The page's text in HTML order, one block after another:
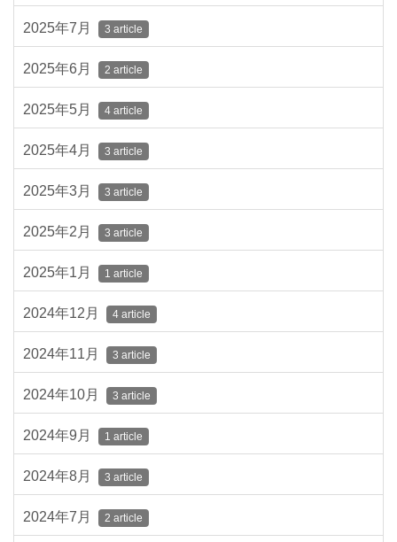
2025年7月 3 article
2025年6月 2 article
2025年5月 4 article
2025年4月 3 article
2025年3月 3 article
2025年2月 3 article
2025年1月 1 article
2024年12月 4 article
2024年11月 3 article
2024年10月 3 article
2024年9月 1 article
2024年8月 3 article
2024年7月 2 article